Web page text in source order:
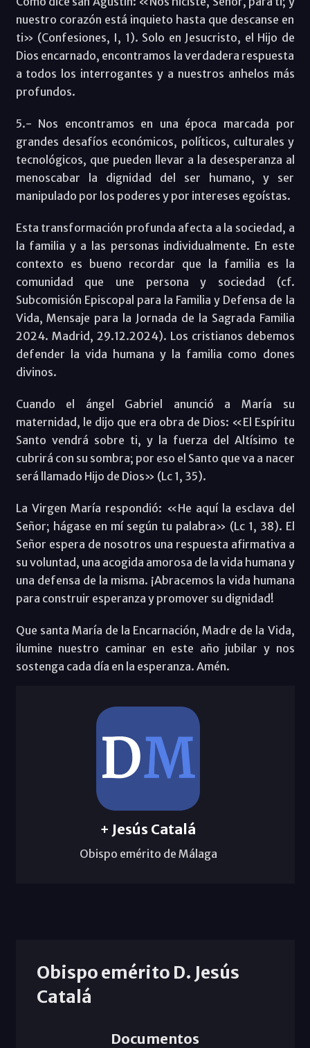
nuestro corazón está inquieto hasta que descanse en
ti» (Confesiones, I, 1). Solo en Jesucristo, el Hijo de
Dios encarnado, encontramos la verdadera respuesta
a todos los interrogantes y a nuestros anhelos más
profundos.
5.- Nos encontramos en una época marcada por
grandes desafíos económicos, políticos, culturales y
tecnológicos, que pueden llevar a la desesperanza al
menoscabar la dignidad del ser humano, y ser
manipulado por los poderes y por intereses egoístas.
Esta transformación profunda afecta a la sociedad, a
la familia y a las personas individualmente. En este
contexto es bueno recordar que la familia es la
comunidad que une persona y sociedad (cf.
Subcomisión Episcopal para la Familia y Defensa de la
Vida, Mensaje para la Jornada de la Sagrada Familia
2024. Madrid, 29.12.2024). Los cristianos debemos
defender la vida humana y la familia como dones
divinos.
Cuando el ángel Gabriel anunció a María su
maternidad, le dijo que era obra de Dios: «El Espíritu
Santo vendrá sobre ti, y la fuerza del Altísimo te
cubrirá con su sombra; por eso el Santo que va a nacer
será llamado Hijo de Dios» (Lc 1, 35).
La Virgen María respondió: «He aquí la esclava del
Señor; hágase en mí según tu palabra» (Lc 1, 38). El
Señor espera de nosotros una respuesta afirmativa a
su voluntad, una acogida amorosa de la vida humana y
una defensa de la misma. ¡Abracemos la vida humana
para construir esperanza y promover su dignidad!
Que santa María de la Encarnación, Madre de la Vida,
ilumine nuestro caminar en este año jubilar y nos
sostenga cada día en la esperanza. Amén.
+ Jesús Catalá
Obispo emérito de Málaga
Obispo emérito D. Jesús
Catalá
Documentos